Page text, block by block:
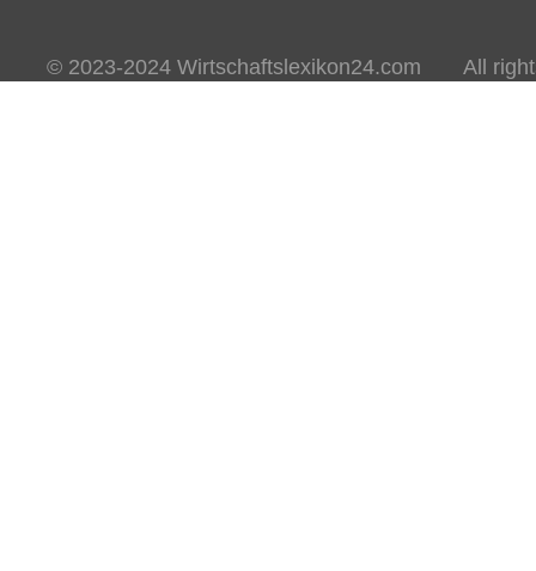
© 2023-2024 Wirtschaftslexikon24.com All